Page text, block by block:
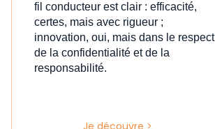
fil conducteur est clair : efficacité,
certes, mais avec rigueur ;
innovation, oui, mais dans le respect
de la confidentialité et de la
responsabilité.
Je découvre >